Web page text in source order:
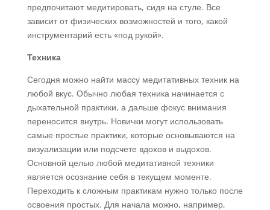
предпочитают медитировать, сидя на стуле. Все
зависит от физических возможностей и того, какой
инструментарий есть «под рукой».
Техника
Сегодня можно найти массу медитативных техник на
любой вкус. Обычно любая техника начинается с
дыхательной практики, а дальше фокус внимания
переносится внутрь. Новички могут использовать
самые простые практики, которые основываются на
визуализации или подсчете вдохов и выдохов.
Основной целью любой медитативной техники
является осознание себя в текущем моменте.
Переходить к сложным практикам нужно только после
освоения простых. Для начала можно, например,